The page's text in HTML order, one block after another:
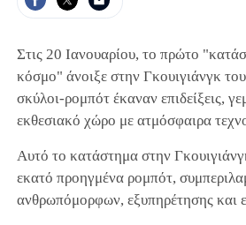
Στις 20 Ιανουαρίου, το πρώτο
κόσμο" άνοιξε στην Γκουιγιάνγκ
σκύλοι-ρομπότ έκαναν επιδείξεις,
εκθεσιακό χώρο με ατμόσφαιρα
Αυτό το κατάστημα στην
εκατό προηγμένα ρομπότ,
ανθρωπόμορφων, εξυπηρέτησης και